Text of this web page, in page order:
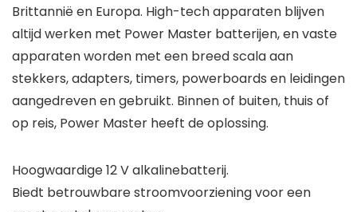
Brittannië en Europa. High-tech apparaten blijven
altijd werken met Power Master batterijen, en vaste
apparaten worden met een breed scala aan
stekkers, adapters, timers, powerboards en leidingen
aangedreven en gebruikt. Binnen of buiten, thuis of
op reis, Power Master heeft de oplossing.
Hoogwaardige 12 V alkalinebatterij.
Biedt betrouwbare stroomvoorziening voor een